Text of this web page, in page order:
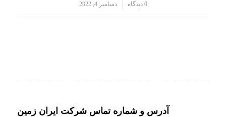
0 دیدگاه دسامبر 4, 2022
آدرس و شماره تماس شرکت ایران زمین